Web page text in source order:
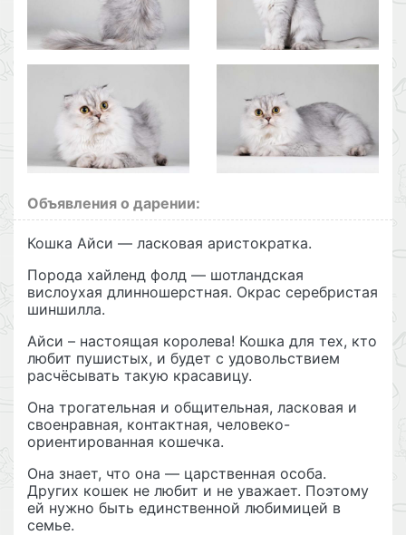
Объявления о дарении:
Кошка Айси — ласковая аристократка.
Порода хайленд фолд — шотландская
вислоухая длинношерстная. Окрас серебристая
шиншилла.
Айси – настоящая королева! Кошка для тех, кто
любит пушистых, и будет с удовольствием
расчёсывать такую красавицу.
Она трогательная и общительная, ласковая и
своенравная, контактная, человеко-
ориентированная кошечка.
Она знает, что она — царственная особа.
Других кошек не любит и не уважает. Поэтому
ей нужно быть единственной любимицей в
семье.